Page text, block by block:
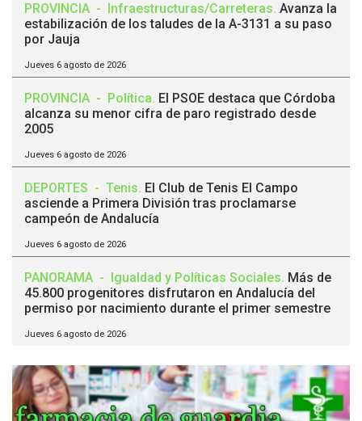
PROVINCIA - Infraestructuras/Carreteras. Avanza la
estabilización de los taludes de la A-3131 a su paso
por Jauja
Jueves 6 agosto de 2026
PROVINCIA - Política. El PSOE destaca que Córdoba
alcanza su menor cifra de paro registrado desde
2005
Jueves 6 agosto de 2026
DEPORTES - Tenis. El Club de Tenis El Campo
asciende a Primera División tras proclamarse
campeón de Andalucía
Jueves 6 agosto de 2026
PANORAMA - Igualdad y Políticas Sociales. Más de
45.800 progenitores disfrutaron en Andalucía del
permiso por nacimiento durante el primer semestre
Jueves 6 agosto de 2026